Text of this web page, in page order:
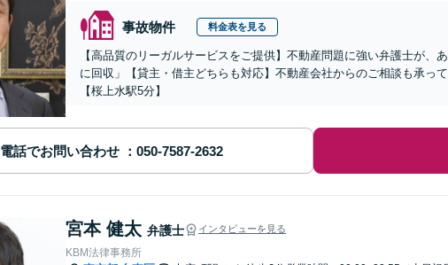
事故物件 料金表を見る
【高品質のリーガルサービスをご提供】不動産問題に強い弁護士が、
に回収」【貸主・借主どちらも対応】不動産会社からのご相談も承っ
【桜上水駅5分】
電話でお問い合わせ
宮本 健太 弁護士 インタビューを見る
KBM法律事務所